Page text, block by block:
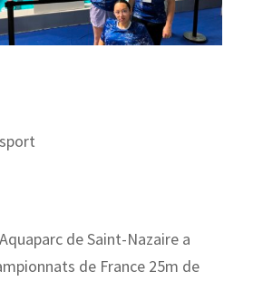
de Saint-Nazaire a
de France 25m de